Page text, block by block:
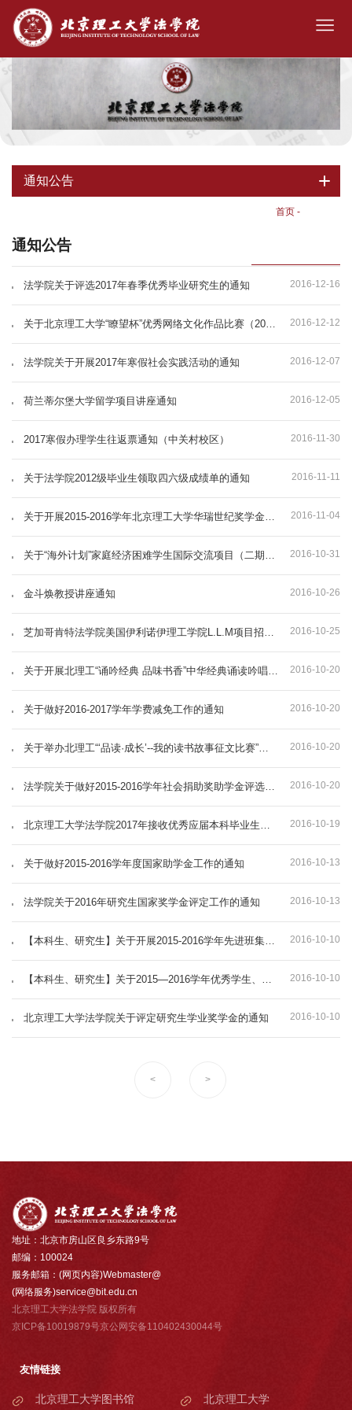
通知公告
首页 -
通知公告
2016-12-16
法学院关于评选2017年春季优秀毕业研究生的通知
2016-12-12
2016-12-07
法学院关于开展2017年寒假社会实践活动的通知
2016-12-05
荷兰蒂尔堡大学留学项目讲座通知
2016-11-30
2017寒假办理学生往返票通知（中关村校区）
2016-11-11
关于法学院2012级毕业生领取四六级成绩单的通知
2016-11-04
2016-10-31
2016-10-26
金斗焕教授讲座通知
2016-10-25
2016-10-20
2016-10-20
关于做好2016-2017学年学费减免工作的通知
2016-10-20
2016-10-20
2016-10-19
2016-10-13
关于做好2015-2016学年度国家助学金工作的通知
2016-10-13
法学院关于2016年研究生国家奖学金评定工作的通知
2016-10-10
2016-10-10
2016-10-10
北京理工大学法学院关于评定研究生学业奖学金的通知
< >
地址：北京市房山区良乡东路9号
邮编：100024
服务邮箱：(网页内容)Webmaster@
(网络服务)service@bit.edu.cn
北京理工大学法学院 版权所有
京ICP备10019879号京公网安备110402430044号
友情链接
北京理工大学图书馆 北京理工大学